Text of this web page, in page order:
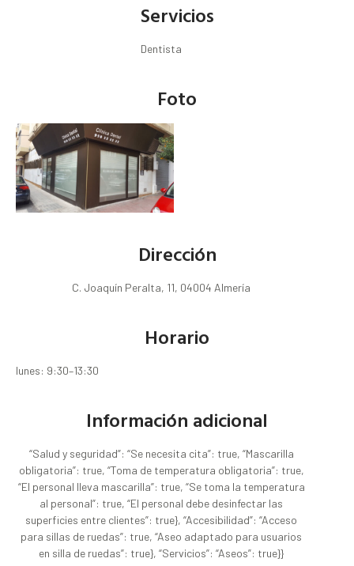
Servicios
Dentista
Foto
Dirección
C. Joaquín Peralta, 11, 04004 Almería
Horario
lunes: 9:30–13:30
Información adicional
“Salud y seguridad”: “Se necesita cita”: true, “Mascarilla
obligatoria”: true, “Toma de temperatura obligatoria”: true,
“El personal lleva mascarilla”: true, “Se toma la temperatura
al personal”: true, “El personal debe desinfectar las
superficies entre clientes”: true}, “Accesibilidad”: “Acceso
para sillas de ruedas”: true, “Aseo adaptado para usuarios
en silla de ruedas”: true}, “Servicios”: “Aseos”: true}}